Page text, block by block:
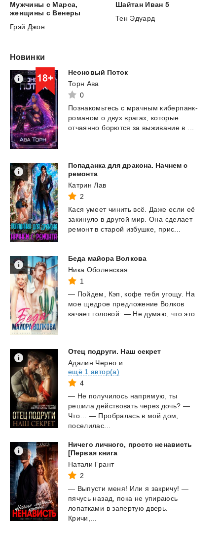
Мужчины с Марса,
женщины с Венеры
Грэй Джон
Шайтан Иван 5
Тен Эдуард
Новинки
Неоновый Поток
Торн Ава
0
Познакомьтесь с мрачным киберпанк-
романом о двух врагах, которые
отчаянно борются за выживание в ...
Попаданка для дракона. Начнем с
ремонта
Катрин Лав
2
Кася умеет чинить всё. Даже если её
закинуло в другой мир. Она сделает
ремонт в старой избушке, прис...
Беда майора Волкова
Ника Оболенская
1
— Пойдем, Кэп, кофе тебя угощу. На
мое щедрое предложение Волков
качает головой: — Не думаю, что это...
Отец подруги. Наш секрет
Адалин Черно и
ещё 1 автор(а)
4
— Не получилось напрямую, ты
решила действовать через дочь? —
Что… — Пробралась в мой дом,
поселилас...
Ничего личного, просто ненависть
[Первая книга
Натали Грант
2
— Выпусти меня! Или я закричу! —
пячусь назад, пока не упираюсь
лопатками в запертую дверь. —
Кричи,...